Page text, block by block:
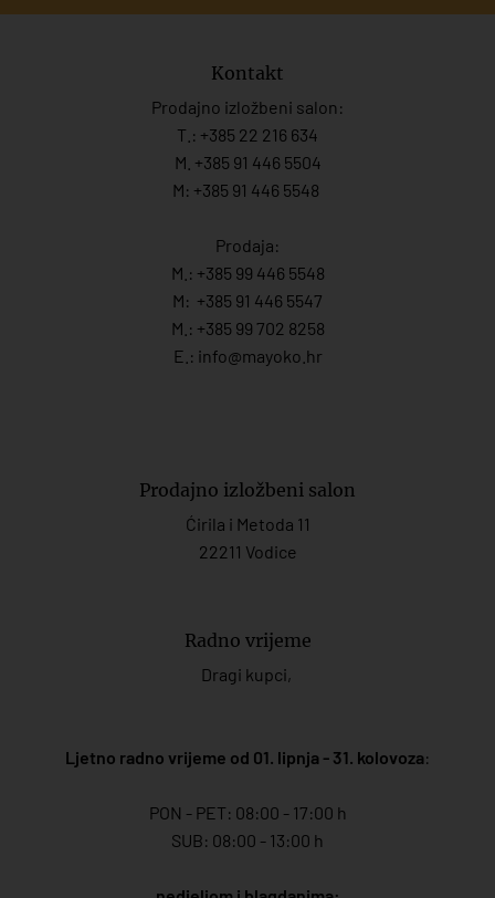
Kontakt
Prodajno izložbeni salon:
T.: +385 22 216 634
M. +385 91 446 5504
M: +385 91 446 5548
Prodaja:
M.: +385 99 446 5548
M: +385 91 446 5547
M.: +385 99 702 8258
E.: info@mayoko. hr
Prodajno izložbeni salon
Ćirila i Metoda 11
22211 Vodice
Radno vrijeme
Dragi kupci,
Ljetno radno vrijeme od 01. lipnja - 31. kolovoza:
PON - PET: 08:00 - 17:00 h
SUB: 08:00 - 13:00 h